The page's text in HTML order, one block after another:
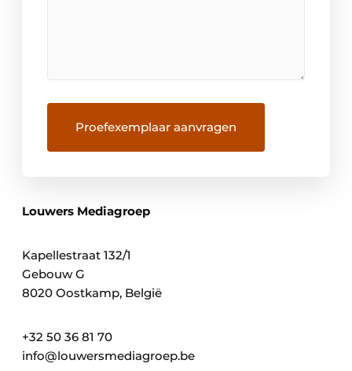
Louwers Mediagroep
Kapellestraat 132/1
Gebouw G
8020 Oostkamp, België
+32 50 36 81 70
info@louwersmediagroep.be